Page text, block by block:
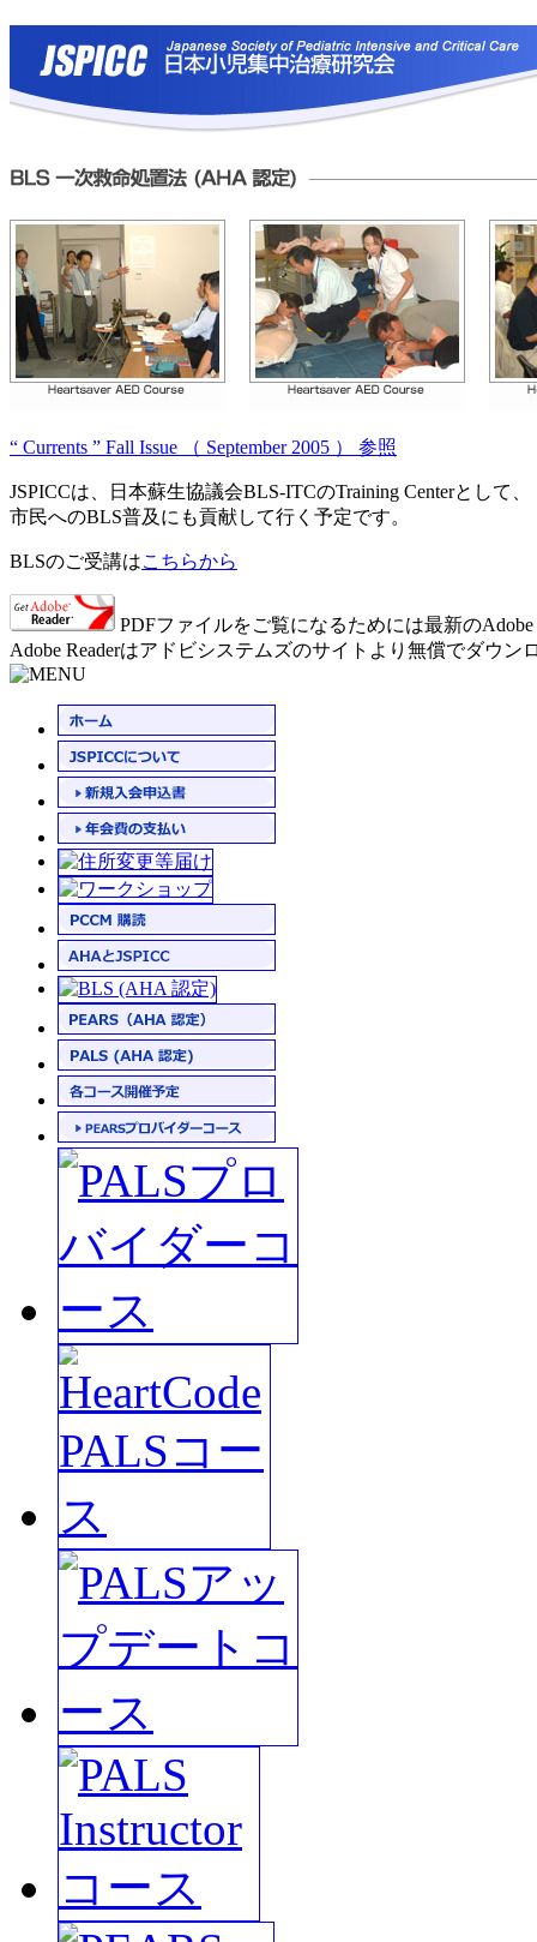
“ Currents ” Fall Issue （ September 2005 ） 参照
JSPICCは、日本蘇生協議会BLS-ITCのTraining Centerとして、
市民へのBLS普及にも貢献して行く予定です。
BLSのご受講はこちらから
PDFファイルをご覧になるためには最新の
Adobe Readerはアドビシステムズのサイトより無償でダウン